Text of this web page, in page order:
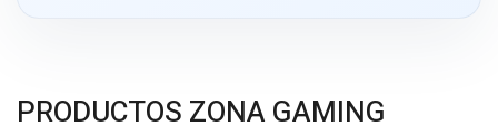
PRODUCTOS ZONA GAMING